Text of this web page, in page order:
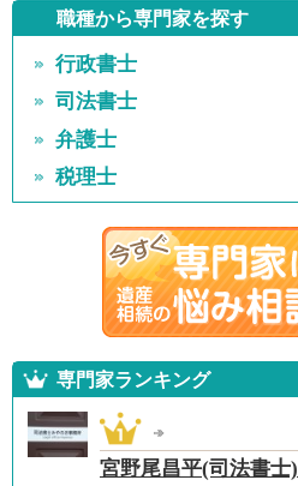
職種から専門家を探す
行政書士
司法書士
弁護士
税理士
専門家ランキング
宮野尾昌平(司法書士)